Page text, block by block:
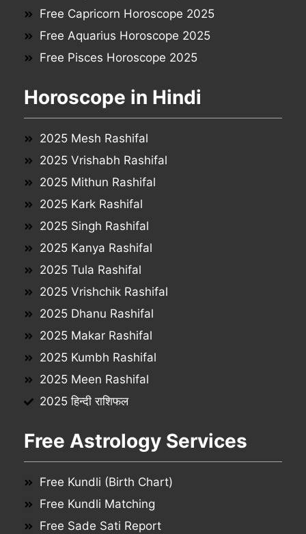
Free Capricorn Horoscope 2025
Free Aquarius Horoscope 2025
Free Pisces Horoscope 2025
Horoscope in Hindi
2025 Mesh Rashifal
2025 Vrishabh Rashifal
2025 Mithun Rashifal
2025 Kark Rashifal
2025 Singh Rashifal
2025 Kanya Rashifal
2025 Tula Rashifal
2025 Vrishchik Rashifal
2025 Dhanu Rashifal
2025 Makar Rashifal
2025 Kumbh Rashifal
2025 Meen Rashifal
2025 हिन्दी राशिफल
Free Astrology Services
Free Kundli (Birth Chart)
Free Kundli Matching
Free Sade Sati Report